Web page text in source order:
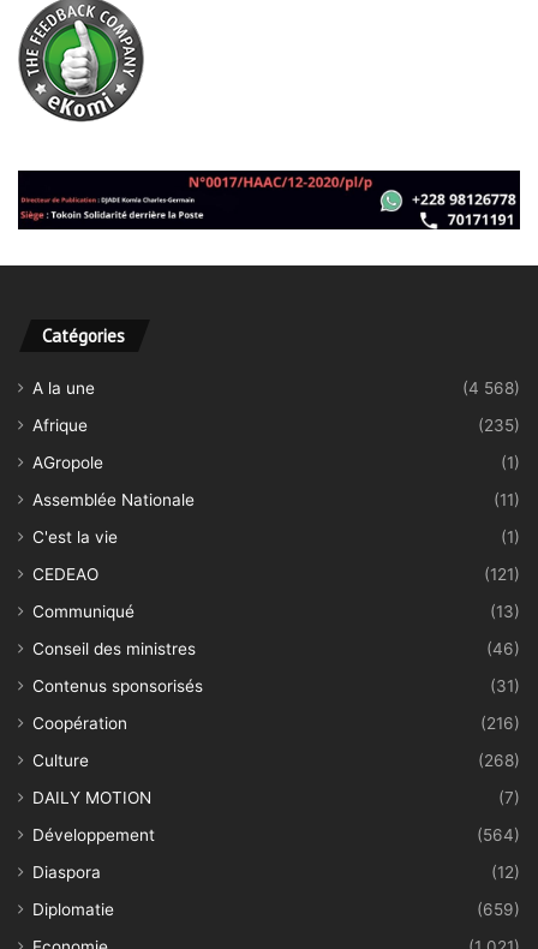
Catégories
A la une
(4 568)
Afrique
(235)
AGropole
(1)
Assemblée Nationale
(11)
C'est la vie
(1)
CEDEAO
(121)
Communiqué
(13)
Conseil des ministres
(46)
Contenus sponsorisés
(31)
Coopération
(216)
Culture
(268)
DAILY MOTION
(7)
Développement
(564)
Diaspora
(12)
Diplomatie
(659)